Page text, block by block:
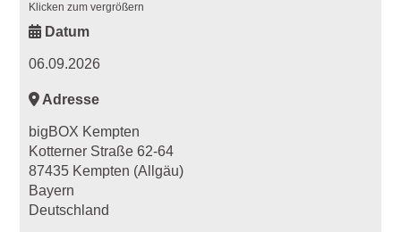
Klicken zum vergrößern
Datum
06.09.2026
Adresse
bigBOX Kempten
Kotterner Straße 62-64
87435 Kempten (Allgäu)
Bayern
Deutschland